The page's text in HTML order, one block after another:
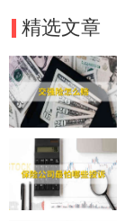
精选文章